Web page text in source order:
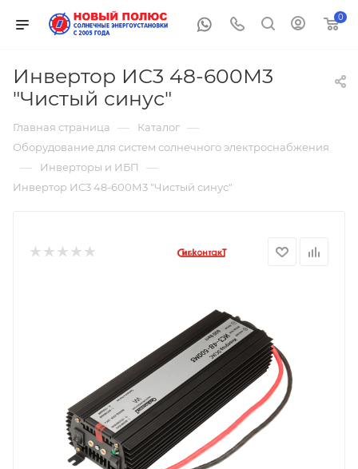
0
Инвертор ИС3 48-600М3
"Чистый синус"
Главная страница — Каталог —
Оборудование для систем солнечного электроснабжения
— Инверторы и ИБП —
Инвертор ИС3 48-600М3 "Чистый синус"